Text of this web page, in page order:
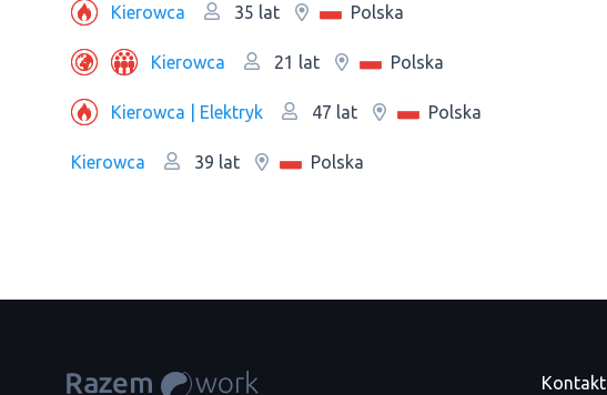
Kierowca 35 lat Polska
Kierowca 21 lat Polska
Kierowca | Elektryk 47 lat Polska
Kierowca 39 lat Polska
Kontakt